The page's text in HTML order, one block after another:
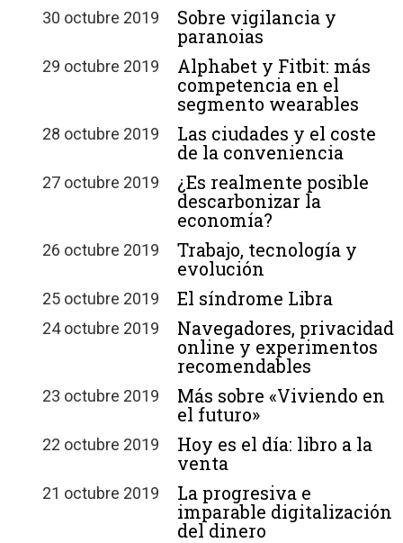
30 octubre 2019
Sobre vigilancia y
paranoias
29 octubre 2019
Alphabet y Fitbit: más
competencia en el
segmento wearables
28 octubre 2019
Las ciudades y el coste
de la conveniencia
27 octubre 2019
¿Es realmente posible
descarbonizar la
economía?
26 octubre 2019
Trabajo, tecnología y
evolución
25 octubre 2019 El síndrome Libra
24 octubre 2019
Navegadores, privacidad
online y experimentos
recomendables
23 octubre 2019
Más sobre «Viviendo en
el futuro»
22 octubre 2019
Hoy es el día: libro a la
venta
21 octubre 2019
La progresiva e
imparable digitalización
del dinero